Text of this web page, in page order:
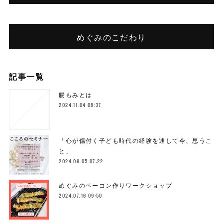
めぐみのこだわり
記事一覧
腸もみとは
2024.11.04 08:37
「心が傷付く子ども時代の経験を通して今、思うこ
と」
2024.09.05 07:22
めぐみのベーコン作りワークショップ
2024.07.16 09:50